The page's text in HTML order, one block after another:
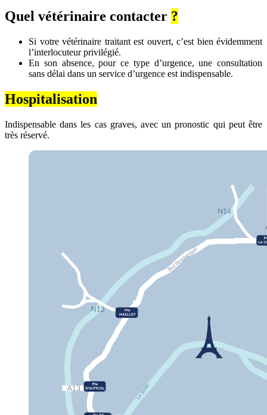
Quel vétérinaire contacter ?
Si votre vétérinaire traitant est ouvert, c’est bien évidemment
l’interlocuteur privilégié.
En son absence, pour ce type d’urgence, une consultation
sans délai dans un service d’urgence est indispensable.
Hospitalisation
Indispensable dans les cas graves, avec un pronostic qui peut être
très réservé.